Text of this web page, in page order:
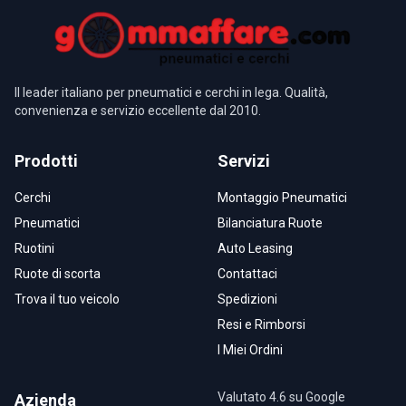
Il leader italiano per pneumatici e cerchi in lega. Qualità,
convenienza e servizio eccellente dal 2010.
Prodotti
Cerchi
Pneumatici
Ruotini
Ruote di scorta
Trova il tuo veicolo
Servizi
Montaggio Pneumatici
Bilanciatura Ruote
Auto Leasing
Contattaci
Spedizioni
Resi e Rimborsi
I Miei Ordini
Azienda Valutato 4.6 su Google